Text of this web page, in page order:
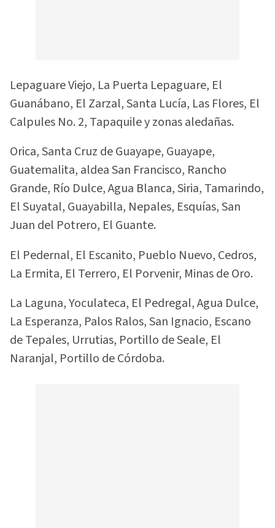
Lepaguare Viejo, La Puerta Lepaguare, El
Guanábano, El Zarzal, Santa Lucía, Las Flores, El
Calpules No. 2, Tapaquile y zonas aledañas.
Orica, Santa Cruz de Guayape, Guayape,
Guatemalita, aldea San Francisco, Rancho
Grande, Río Dulce, Agua Blanca, Siria, Tamarindo,
El Suyatal, Guayabilla, Nepales, Esquías, San
Juan del Potrero, El Guante.
El Pedernal, El Escanito, Pueblo Nuevo, Cedros,
La Ermita, El Terrero, El Porvenir, Minas de Oro.
La Laguna, Yoculateca, El Pedregal, Agua Dulce,
La Esperanza, Palos Ralos, San Ignacio, Escano
de Tepales, Urrutias, Portillo de Seale, El
Naranjal, Portillo de Córdoba.